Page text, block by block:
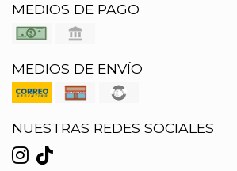
MEDIOS DE PAGO
MEDIOS DE ENVÍO
NUESTRAS REDES SOCIALES